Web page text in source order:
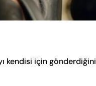
kendisi için gönderdiğini